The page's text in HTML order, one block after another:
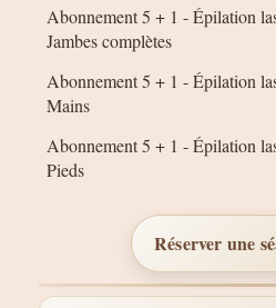
Abonnement 5 + 1 - Épilation
Jambes complètes
Abonnement 5 + 1 - Épilation
Mains
Abonnement 5 + 1 - Épilation
Pieds
Réserver une